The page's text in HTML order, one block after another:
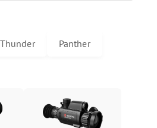
Thunder Panther